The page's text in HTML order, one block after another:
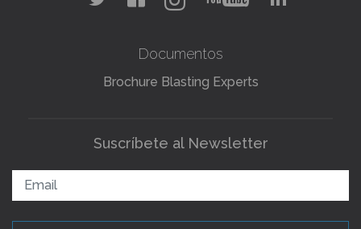
Documentos
Brochure Blasting Experts
Suscríbete al Newsletter